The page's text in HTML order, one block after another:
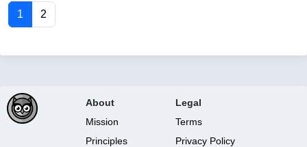
1 2
About
Mission
Principles
Legal
Terms
Privacy Policy